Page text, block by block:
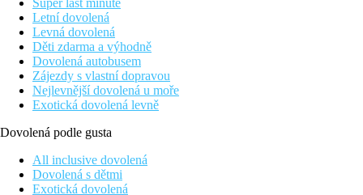
Menší městský hotel s 18 pokoji a příjemnou atmosférou se
nacházejí bary i restaurace, nakoupit můžete v blízkých
Vzdálenost
pláž: 1600 m
letiště: 20 km
centrum (Funchal): 1 km
nákupní možnosti: 700 m
Popis pokoje
Dvoulůžkový pokoj, Boční výhled na moře
Super last minute
Letní dovolená
Levná dovolená
Děti zdarma a výhodně
Dovolená autobusem
Zájezdy s vlastní dopravou
Nejlevnější dovolená u moře
Exotická dovolená levně
Dovolená podle gusta
All inclusive dovolená
Dovolená s dětmi
Exotická dovolená